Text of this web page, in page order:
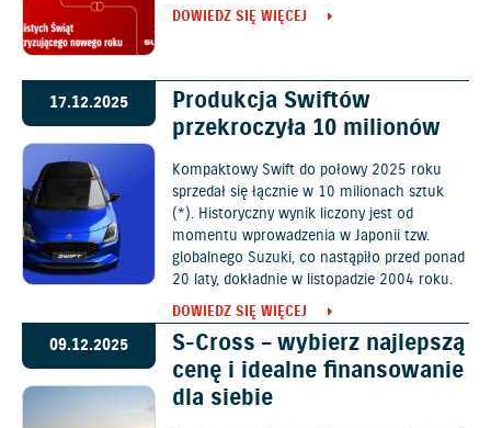
DOWIEDZ SIĘ WIĘCEJ
17.12.2025
Produkcja Swiftów
przekroczyła 10 milionów
Kompaktowy Swift do połowy 2025 roku
sprzedał się łącznie w 10 milionach sztuk
(*). Historyczny wynik liczony jest od
momentu wprowadzenia w Japonii tzw.
globalnego Suzuki, co nastąpiło przed ponad
20 laty, dokładnie w listopadzie 2004 roku.
DOWIEDZ SIĘ WIĘCEJ
09.12.2025
S-Cross – wybierz najlepszą
cenę i idealne finansowanie
dla siebie